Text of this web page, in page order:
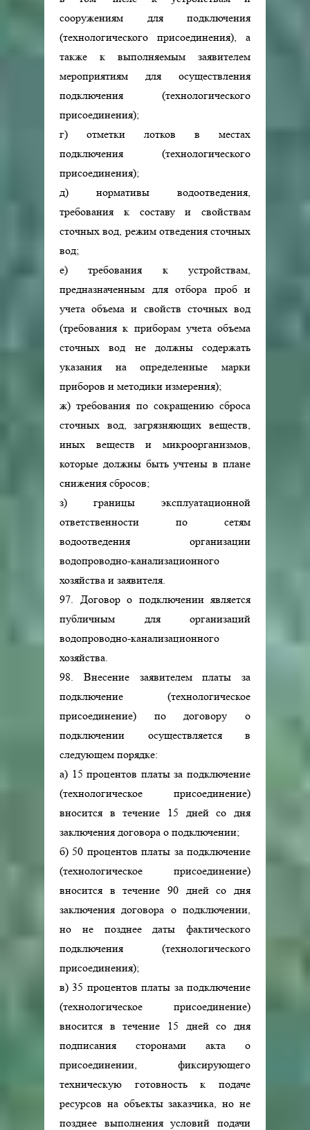
сооружениям для подключения
(технологического присоединения), а
также к выполняемым заявителем
мероприятиям для осуществления
подключения (технологического
присоединения);
г) отметки лотков в местах
подключения (технологического
присоединения);
д) нормативы водоотведения,
требования к составу и свойствам
сточных вод, режим отведения сточных
вод;
е) требования к устройствам,
предназначенным для отбора проб и
учета объема и свойств сточных вод
(требования к приборам учета объема
сточных вод не должны содержать
указания на определенные марки
приборов и методики измерения);
ж) требования по сокращению сброса
сточных вод, загрязняющих веществ,
иных веществ и микроорганизмов,
которые должны быть учтены в плане
снижения сбросов;
з) границы эксплуатационной
ответственности по сетям
водоотведения организации
водопроводно-канализационного
хозяйства и заявителя.
97. Договор о подключении является
публичным для организаций
водопроводно-канализационного
хозяйства.
98. Внесение заявителем платы за
подключение (технологическое
присоединение) по договору о
подключении осуществляется в
следующем порядке:
а) 15 процентов платы за подключение
(технологическое присоединение)
вносится в течение 15 дней со дня
заключения договора о подключении;
б) 50 процентов платы за подключение
(технологическое присоединение)
вносится в течение 90 дней со дня
заключения договора о подключении,
но не позднее даты фактического
подключения (технологического
присоединения);
в) 35 процентов платы за подключение
(технологическое присоединение)
вносится в течение 15 дней со дня
подписания сторонами акта о
присоединении, фиксирующего
техническую готовность к подаче
ресурсов на объекты заказчика, но не
позднее выполнения условий подачи